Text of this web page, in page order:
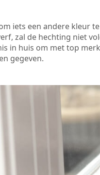
iets een andere kleur
zal de hechting niet
in huis om met top
gegeven.